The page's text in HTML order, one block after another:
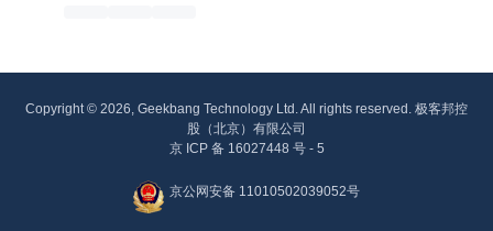
Copyright © 2026, Geekbang Technology Ltd. All rights reserved. 极客邦控
股（北京）有限公司
京 ICP 备 16027448 号 - 5
京公网安备 11010502039052号